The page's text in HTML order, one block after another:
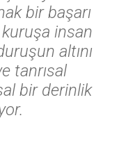
bir başarı
insan
altını
tanrısal
bir derinlik